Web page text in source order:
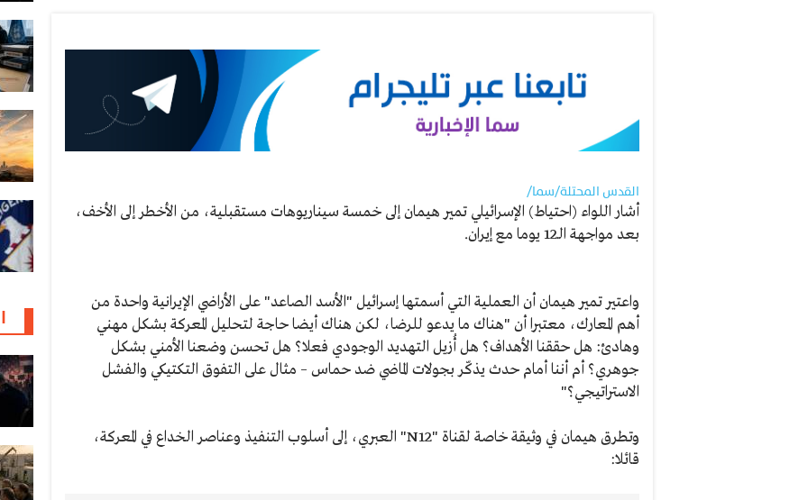
القدس المحتلة/سما/
أشار اللواء (احتياط) الإسرائيلي تمير هيمان إلى خمسة سيناريوهات مستقبلية، من الأخطر إلى الأخف،
بعد مواجهة الـ12 يوما مع إيران.
واعتير تمير هيمان أن العملية التي أسمتها إسرائيل "الأسد الصاعد" على الأراضي الإيرانية واحدة من
أهم المعارك، معتبرا أن "هناك ما يدعو للرضا، لكن هناك أيضا حاجة لتحليل المعركة بشكل مهني
وهادئ: هل حققنا الأهداف؟ هل أُزيل التهديد الوجودي فعلا؟ هل تحسن وضعنا الأمني بشكل
جوهري؟ أم أننا أمام حدث يذكّر بجولات الماضي ضد حماس – مثال على التفوق التكتيكي والفشل
الاستراتيجي؟"
وتطرق هيمان في وثيقة خاصة لقناة "N12" العبري، إلى أسلوب التنفيذ وعناصر الخداع في المعركة،
قائلا: